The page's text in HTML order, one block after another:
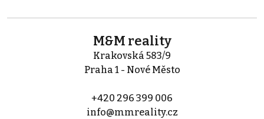
M&M reality
Krakovská 583/9
Praha 1 - Nové Město
+420 296 399 006
info@mmreality.cz